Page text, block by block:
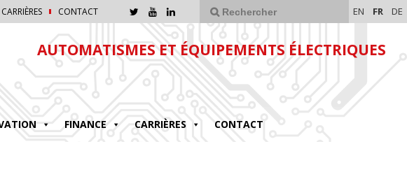
CARRIÈRES CONTACT EN FR DE
AUTOMATISMES ET ÉQUIPEMENTS ÉLECTRIQUES
FINANCE CARRIÈRES CONTACT